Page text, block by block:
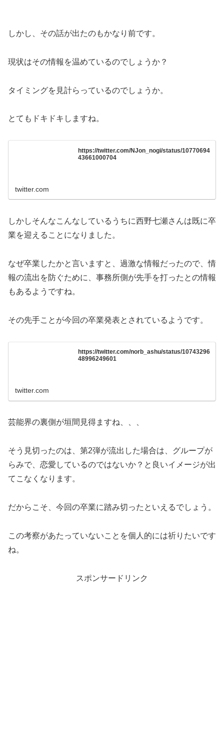
しかし、その話が出たのもかなり前です。
現状はその情報を温めているのでしょうか？
タイミングを見計らっているのでしょうか。
とてもドキドキしますね。
https://twitter.com/NJon_nogi/status/10770694
43661000704
twitter.com
しかしそんなこんなしているうちに西野七瀬さんは既に卒
業を迎えることになりました。
なぜ卒業したかと言いますと、過激な情報だったので、情
報の流出を防ぐために、事務所側が先手を打ったとの情報
もあるようですね。
その先手ことが今回の卒業発表とされているようです。
https://twitter.com/norb_ashu/status/10743296
48996249601
twitter.com
芸能界の裏側が垣間見得ますね、、、
そう見切ったのは、第2弾が流出した場合は、グループが
らみで、恋愛しているのではないか？と良いイメージが出
てこなくなります。
だからこそ、今回の卒業に踏み切ったといえるでしょう。
この考察があたっていないことを個人的には祈りたいです
ね。
スポンサードリンク